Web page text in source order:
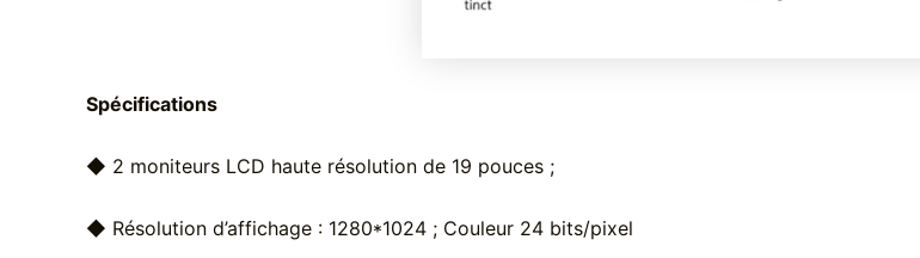
Spécifications
◆ 2 moniteurs LCD haute résolution de 19 pouces ;
◆ Résolution d’affichage : 1280*1024 ; Couleur 24 bits/pixel